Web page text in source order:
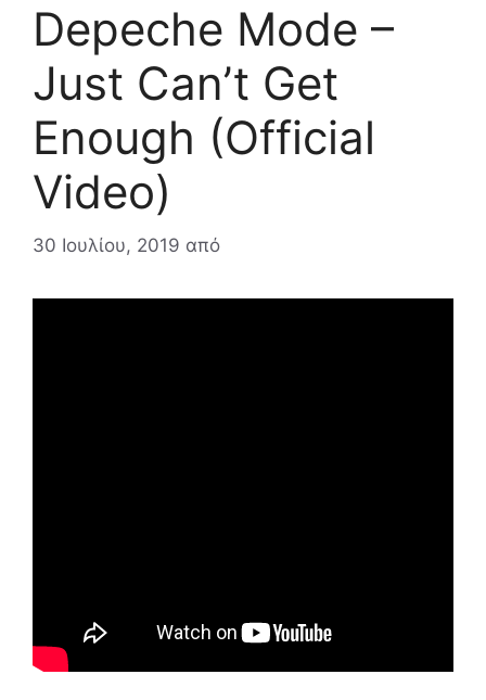
Depeche Mode –
Just Can’t Get
Enough (Official
Video)
30 Ιουλίου, 2019 από